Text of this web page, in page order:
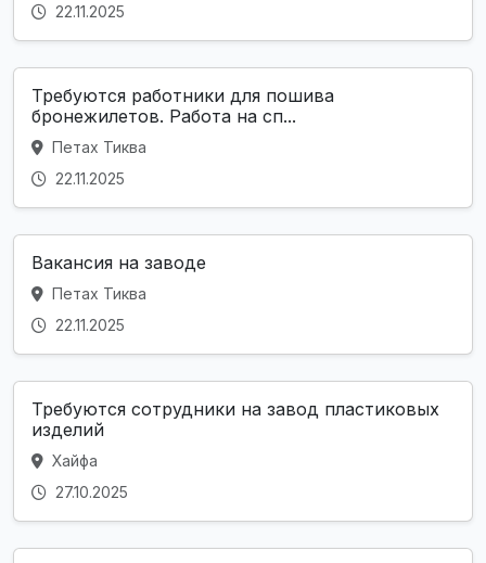
22.11.2025
Требуются работники для пошива
бронежилетов. Работа на сп...
Петах Тиква
22.11.2025
Вакансия на заводе
Петах Тиква
22.11.2025
Требуются сотрудники на завод пластиковых
изделий
Хайфа
27.10.2025